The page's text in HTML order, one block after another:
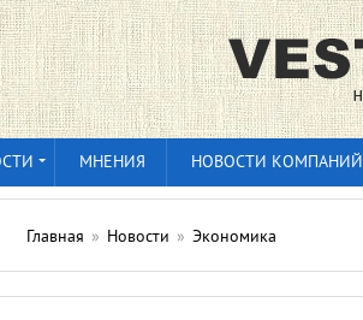
МНЕНИЯ НОВОСТИ КОМПАНИЙ
Главная » Новости » Экономика